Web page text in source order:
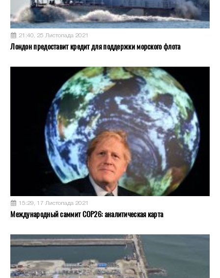
21:40, 25 Листопада 2021
Лондон предоставит кредит для поддержки морского флота
15:29, 17 Листопада 2021
Международный саммит COP26: аналитическая карта